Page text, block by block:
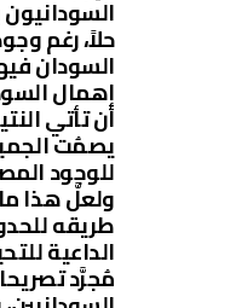
حلاً، رغم
السودان
إهمال
أن تأتي
يصمُت
للوجود
ولعلَّ هذا
طريقه
الداعية
مُجرَّد